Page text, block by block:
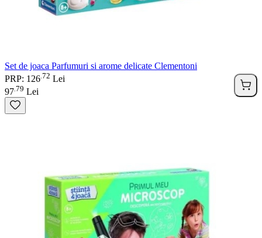
Set de joaca Parfumuri si arome delicate Clementoni
PRP: 126 72 Lei
97 79 Lei